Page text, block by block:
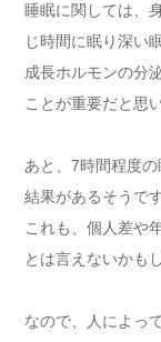
睡眠に関しては、
じ時間に眠り深い
成長ホルモンの分
ことが重要だと思
あと、7時間程度
結果があるそうです
これも、個人差や
とは言えないかも
なので、人によっ